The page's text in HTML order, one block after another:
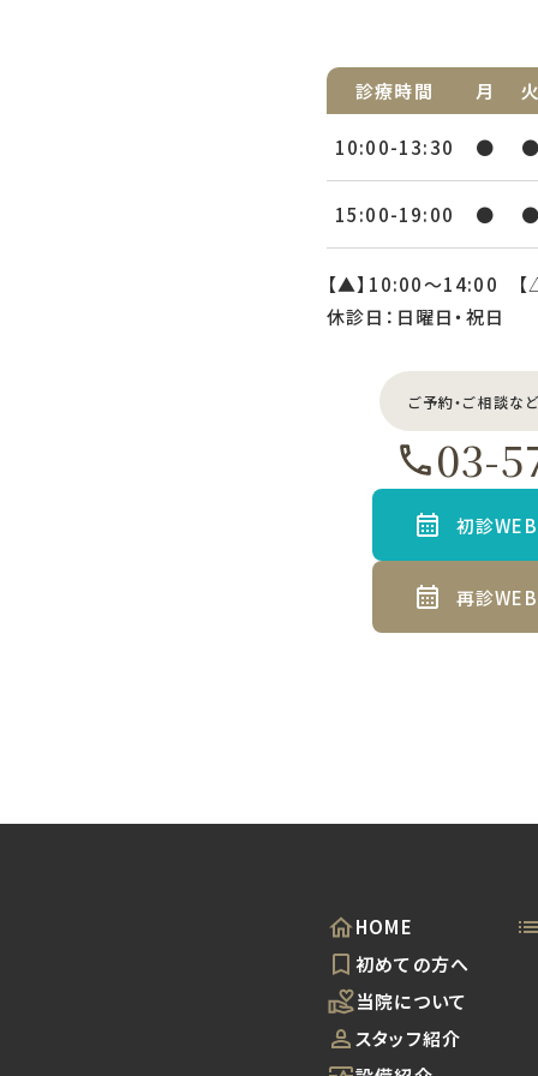
診療時間 月 火
10:00-13:30 ● ●
15:00-19:00 ● ●
【▲】10:00〜14:00
休診日：日曜日・祝日
ご予約・ご相談な
03-
初診
再診
HOME
初めての方へ
当院について
スタッフ紹介